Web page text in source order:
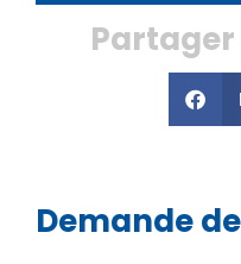
Demande